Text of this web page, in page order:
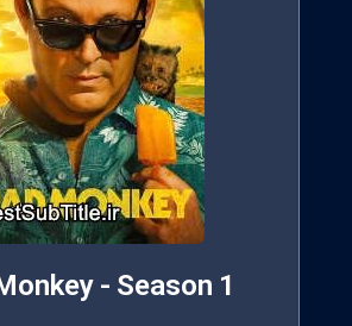
- Season 1